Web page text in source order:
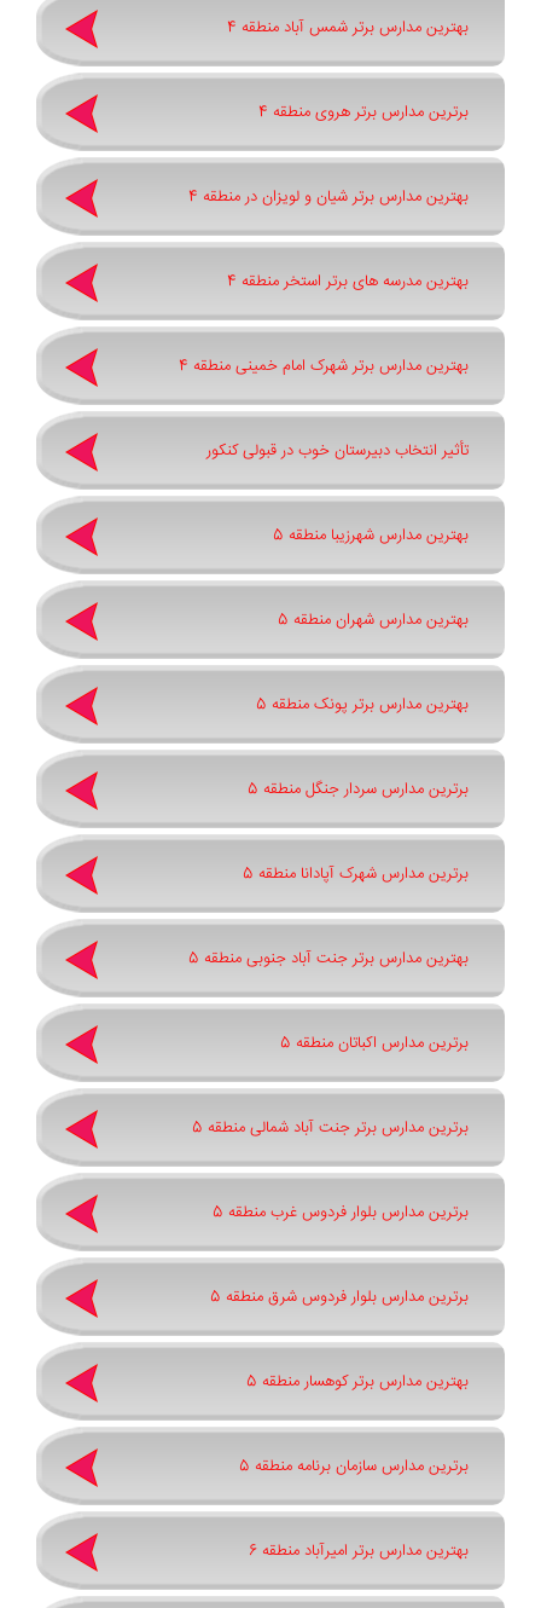
بهترین مدارس برتر شمس آباد منطقه 4
برترین مدارس برتر هروی منطقه 4
بهترین مدارس برتر شیان و لویزان در منطقه 4
بهترین مدرسه های برتر استخر منطقه 4
بهترین مدارس برتر شهرک امام خمینی منطقه 4
تأثیر انتخاب دبیرستان خوب در قبولی کنکور
بهترین مدارس شهرزیبا منطقه 5
بهترین مدارس شهران منطقه 5
بهترین مدارس برتر پونک منطقه 5
برترین مدارس سردار جنگل منطقه 5
برترین مدارس شهرک آپادانا منطقه 5
بهترین مدارس برتر جنت آباد جنوبی منطقه 5
برترین مدارس اکباتان منطقه 5
برترین مدارس برتر جنت آباد شمالی منطقه 5
برترین مدارس بلوار فردوس غرب منطقه 5
برترین مدارس بلوار فردوس شرق منطقه 5
بهترین مدارس برتر کوهسار منطقه 5
برترین مدارس سازمان برنامه منطقه 5
بهترین مدارس برتر امیرآباد منطقه 6